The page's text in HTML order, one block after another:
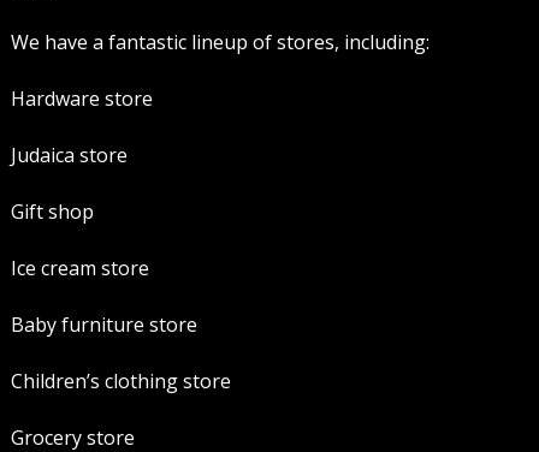
We have a fantastic lineup of stores, including:
Hardware store
Judaica store
Gift shop
Ice cream store
Baby furniture store
Children’s clothing store
Grocery store